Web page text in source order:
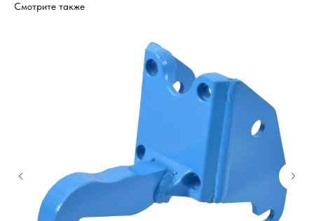
Смотрите также